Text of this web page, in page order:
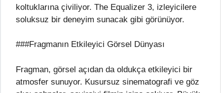
koltuklarına çiviliyor. The Equalizer 3, izleyicilere
soluksuz bir deneyim sunacak gibi görünüyor.
###Fragmanın Etkileyici Görsel Dünyası
Fragman, görsel açıdan da oldukça etkileyici bir
atmosfer sunuyor. Kusursuz sinematografi ve göz